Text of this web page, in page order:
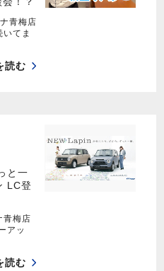
青梅店
てま
読む
と一
LC登
青梅店
アッ
読む